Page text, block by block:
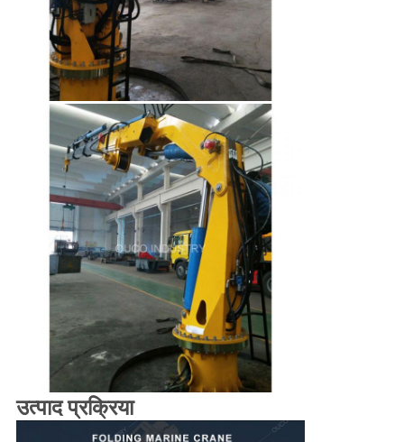
उत्पाद प्रक्रिया